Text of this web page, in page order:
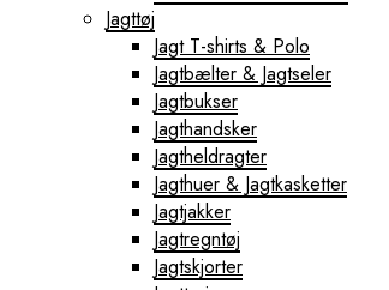
Jagttøj
Jagt T-shirts & Polo
Jagtbælter & Jagtseler
Jagtbukser
Jagthandsker
Jagtheldragter
Jagthuer & Jagtkasketter
Jagtjakker
Jagtregntøj
Jagtskjorter